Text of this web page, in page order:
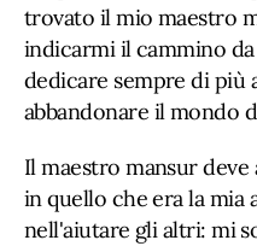
trovato il mio maestro
indicarmi il cammino
dedicare sempre di più
abbandonare il mondo
Il maestro mansur
in quello che era la mia
nell'aiutare gli altri: mi